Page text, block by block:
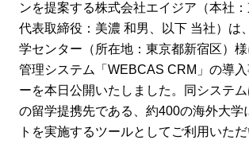
ンを提案する株式会社エイジア（本社：
代表取締役：美濃 和男、以下 当社）は
学センター（所在地：東京都新宿区）
管理システム「WEBCAS CRM」の導入
ーを本日公開いたしました。同システ
の留学提携先である、約400の海外大学
トを実施するツールとしてご利用いただ